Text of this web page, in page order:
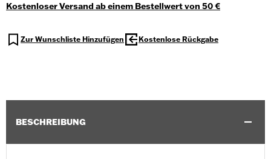
Kostenloser Versand ab einem Bestellwert von 50 €
Zur Wunschliste Hinzufügen Kostenlose Rückgabe
BESCHREIBUNG